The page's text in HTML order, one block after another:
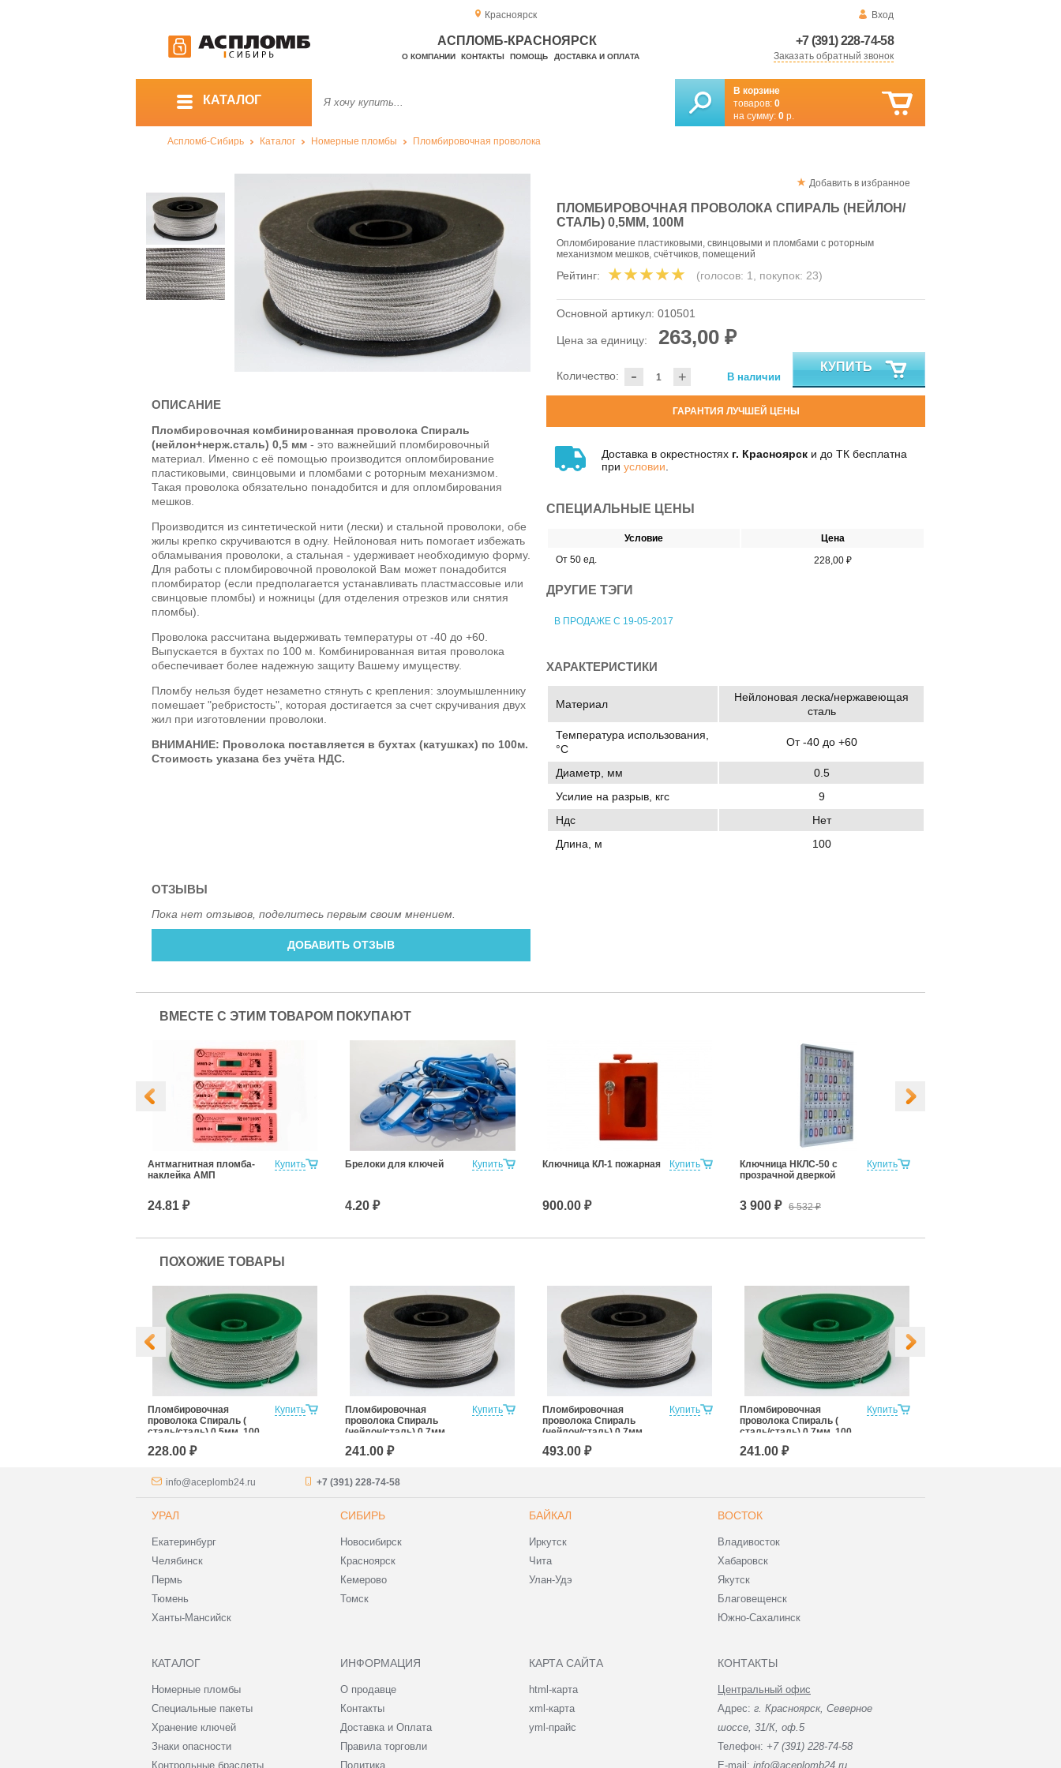
Красноярск Вход
+7 (391) 228-74-58
Заказать обратный звонок
АСПЛОМБ-КРАСНОЯРСК
О КОМПАНИИ КОНТАКТЫ ПОМОЩЬ ДОСТАВКА И ОПЛАТА
КАТАЛОГ
В корзине
товаров: 0
на сумму: 0 р.
Аспломб-Сибирь Каталог Номерные пломбы Пломбировочная проволока
Добавить в избранное
ПЛОМБИРОВОЧНАЯ ПРОВОЛОКА СПИРАЛЬ (НЕЙЛОН/
СТАЛЬ) 0,5ММ, 100М
Опломбирование пластиковыми, свинцовыми и пломбами с роторным
механизмом мешков, счётчиков, помещений
Рейтинг: (голосов: 1, покупок: 23)
Основной артикул: 010501
Цена за единицу: 263,00 ₽
- +
Количество: В наличии
КУПИТЬ
ГАРАНТИЯ ЛУЧШЕЙ ЦЕНЫ
Доставка в окрестностях г. Красноярск и до ТК бесплатна
при условии
СПЕЦИАЛЬНЫЕ ЦЕНЫ
Условие
Цена
От 50 ед.
228,00 ₽
ДРУГИЕ ТЭГИ
В ПРОДАЖЕ С 19-05-2017
ОПИСАНИЕ
Пломбировочная комбинированная проволока Спираль
(нейлон+нерж.сталь) 0,5 мм - это важнейший пломбировочный
материал. Именно с её помощью производится опломбирование
пластиковыми, свинцовыми и пломбами с роторным механизмом.
Такая проволока обязательно понадобится и для опломбирования
мешков.
Производится из синтетической нити (лески) и стальной проволоки, обе
жилы крепко скручиваются в одну. Нейлоновая нить помогает избежать
обламывания проволоки, а стальная - удерживает необходимую форму.
Для работы с пломбировочной проволокой Вам может понадобится
пломбиратор (если предполагается устанавливать пластмассовые или
свинцовые пломбы) и ножницы (для отделения отрезков или снятия
пломбы).
Проволока рассчитана выдерживать температуры от -40 до +60.
Выпускается в бухтах по 100 м. Комбинированная витая проволока
обеспечивает более надежную защиту Вашему имуществу.
Пломбу нельзя будет незаметно стянуть с крепления: злоумышленнику
помешает "ребристость", которая достигается за счет скручивания двух
жил при изготовлении проволоки.
ВНИМАНИЕ: Проволока поставляется в бухтах (катушках) по 100м.
Стоимость указана без учёта НДС.
ХАРАКТЕРИСТИКИ
Материал
Нейлоновая леска/нержавеющая
сталь
Температура использования,
°C
От -40 до +60
Диаметр, мм
0.5
Усилие на разрыв, кгс
9
Ндс
Нет
Длина, м
100
ОТЗЫВЫ
Пока нет отзывов, поделитесь первым своим мнением.
ДОБАВИТЬ ОТЗЫВ
ВМЕСТЕ С ЭТИМ ТОВАРОМ ПОКУПАЮТ
Купить
Антмагнитная пломба-
наклейка АМП
24.81 ₽
Купить
Брелоки для ключей
4.20 ₽
Купить
Ключница КЛ-1 пожарная
900.00 ₽
Купить
Ключница НКЛС-50 с
прозрачной дверкой
3 900 ₽ 6 532₽
ПОХОЖИЕ ТОВАРЫ
Купить
Пломбировочная
проволока Спираль (
сталь/сталь) 0,5мм, 100
228.00 ₽
Купить
Пломбировочная
проволока Спираль
(нейлон/сталь) 0,7мм,
241.00 ₽
Купить
Пломбировочная
проволока Спираль
(нейлон/сталь) 0,7мм,
493.00 ₽
Купить
Пломбировочная
проволока Спираль (
сталь/сталь) 0,7мм, 100
241.00 ₽
info@aceplomb24.ru +7 (391) 228-74-58
УРАЛ
Екатеринбург
Челябинск
Пермь
Тюмень
Ханты-Мансийск
СИБИРЬ
Новосибирск
Красноярск
Кемерово
Томск
БАЙКАЛ
Иркутск
Чита
Улан-Удэ
ВОСТОК
Владивосток
Хабаровск
Якутск
Благовещенск
Южно-Сахалинск
КАТАЛОГ
Номерные пломбы
Специальные пакеты
Хранение ключей
Знаки опасности
Контрольные браслеты
ИНФОРМАЦИЯ
О продавце
Контакты
Доставка и Оплата
Правила торговли
Политика
КАРТА САЙТА
html-карта
xml-карта
yml-прайс
КОНТАКТЫ
Центральный офис
Адрес: г. Красноярск, Северное
шоссе, 31/К, оф.5
Телефон: +7 (391) 228-74-58
E-mail: info@aceplomb24.ru